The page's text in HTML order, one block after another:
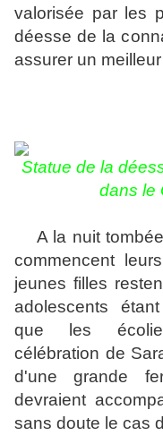
valorisée par les
déesse de la
assurer un
Statue de la
dans le
A la nuit
commencent
jeunes filles
adolescents
que les
célébration de
d'une grande
devraient
sans doute le cas